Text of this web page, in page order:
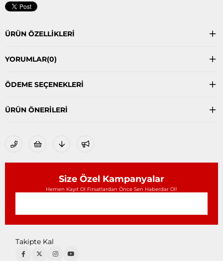
ÜRÜN ÖZELLIKLERI
YORUMLAR(0)
ÖDEME SEÇENEKLERI
ÜRÜN ÖNERILERI
Size Özel Kampanyalar
Hemen Kayıt Ol Fırsatlardan Önce Sen Haberdar Ol!
Takipte Kal